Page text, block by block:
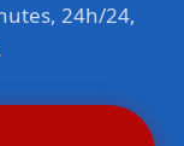
24h/24,